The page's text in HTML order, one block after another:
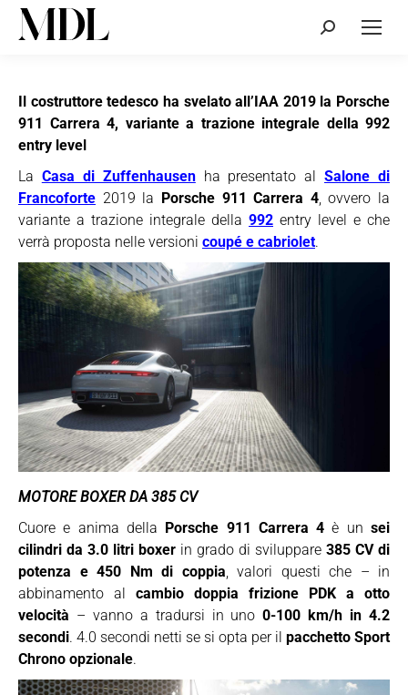
Cerca:
Il costruttore tedesco ha svelato all’IAA 2019 la Porsche
911 Carrera 4, variante a trazione integrale della 992
entry level
La Casa di Zuffenhausenha presentato alSalone di
Francoforte 2019 la Porsche 911 Carrera 4, ovvero la
variante a trazione integrale della 992 entry level e che
verrà proposta nelle versioni coupé e cabriolet.
MOTORE BOXER DA 385 CV
Cuore e anima della Porsche 911 Carrera 4 è unsei
cilindri da 3.0 litri boxer in grado di sviluppare 385 CV di
potenza e 450 Nm di coppia , valori questi che – in
abbinamento al cambio doppia frizione PDK a otto
velocità – vanno a tradursi in uno0-100 km/h in 4.2
secondi. 4.0 secondi netti se si opta per il pacchetto Sport
Chrono opzionale.